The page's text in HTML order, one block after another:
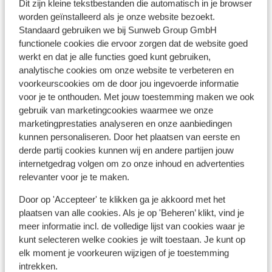
Dit zijn kleine tekstbestanden die automatisch in je browser
worden geïnstalleerd als je onze website bezoekt.
Standaard gebruiken we bij Sunweb Group GmbH
functionele cookies die ervoor zorgen dat de website goed
werkt en dat je alle functies goed kunt gebruiken,
analytische cookies om onze website te verbeteren en
voorkeurscookies om de door jou ingevoerde informatie
voor je te onthouden. Met jouw toestemming maken we ook
gebruik van marketingcookies waarmee we onze
marketingprestaties analyseren en onze aanbiedingen
kunnen personaliseren. Door het plaatsen van eerste en
derde partij cookies kunnen wij en andere partijen jouw
internetgedrag volgen om zo onze inhoud en advertenties
relevanter voor je te maken.
Door op 'Accepteer' te klikken ga je akkoord met het
plaatsen van alle cookies. Als je op 'Beheren’ klikt, vind je
meer informatie incl. de volledige lijst van cookies waar je
kunt selecteren welke cookies je wilt toestaan. Je kunt op
elk moment je voorkeuren wijzigen of je toestemming
intrekken.
Protur Sa Coma Playa
Sa Coma Mallorca Spanje
Uitgebreide wellness
Meerdere restaurants
Waterspeelplein & miniclub
Zo 11 Okt. - Vr 16 Okt.
Logies ontbijt 2pers.
vanaf prijs p.p.
€ 507
Bekijk
Andere accommodaties in Mallorca
Ikos Porto Petro